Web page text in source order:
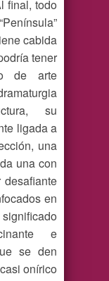
final, todo
cabida
tener
de arte
su
ligada a
una
una con
en
e
se den
onírico